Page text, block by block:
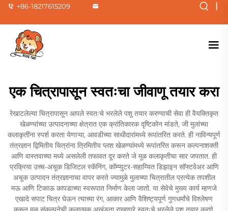
+86-18217615209 |
एक चित्रापासून स्वतःचा जीवाणू तयार करा
रेखाटलेल्या चित्रापासून आपले स्वतःचे भरलेले पशू तयार करण्याची सेवा ही वैयक्तिकृत
खेळण्यांच्या उत्पादनाच्या क्षेत्रात एक क्रांतिकारक दृष्टिकोन मांडते, जी मुलांच्या
कलाकृतींना स्पर्श करता येणाऱ्या, आवडीच्या साथीदारांमध्ये रूपांतरित करते. ही नाविन्यपूर्ण
तंत्रज्ञान द्विमितीय चित्रांना त्रिमितीय प्लश खेळण्यांमध्ये रूपांतरित करून कल्पनाशक्ती
आणि वास्तवाच्या मध्ये असलेली तफावत दूर करते जे मूळ कलाकृतीचा सार जपतात. ही
प्रक्रिया उच्च-अचूक डिजिटल स्कॅनिंग, कॉम्प्युटर-सहाय्यित डिझाइन सॉफ्टवेअर आणि
अचूक उत्पादन तंत्रज्ञानाचा वापर करते ज्यामुळे मुलाच्या चित्रातील प्रत्येक तपशील
मऊ आणि टिकाऊ कापडाच्या स्वरूपात निर्माण केला जातो. या सेवेचे मुख्य कार्य म्हणजे
एखादे सपाट चित्र घेऊन त्याच्या रंग, आकार आणि वैशिष्ट्यपूर्ण गुणधर्मांचे विश्लेषण